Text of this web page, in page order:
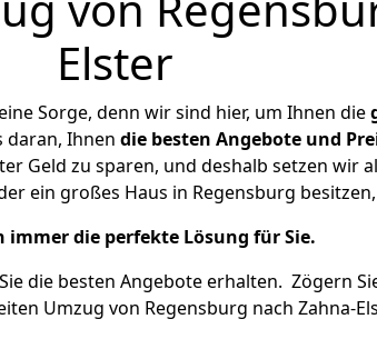
Elster
Sorge, denn wir sind hier, um Ihnen die
daran, Ihnen die besten Angebote und
Geld zu sparen, und deshalb setzen wir
ein großes Haus in Regensburg
immer die perfekte Lösung für Sie.
die besten Angebote erhalten. Zögern
Umzug von Regensburg nach Zahna-